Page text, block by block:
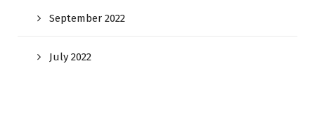
September 2022
July 2022